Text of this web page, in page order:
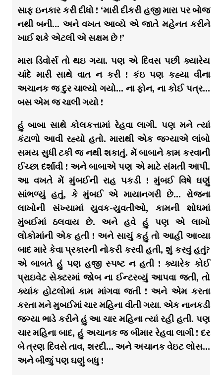
સાફ ઇનકાર કરી દીધો ! ‘મારી દીકરી હજી મારા પર બોજ
નથી બની… અને વખત આવ્યે એ જાતે મહેનત કરીને
ખાઈ શકે એટલી એ સક્ષમ છે !’
મારા ડિવોર્સ તો થઇ ગયા. પણ એ દિવસ પછી ક્યારેય
ચાંદે મારી સાથે વાત ન કરી ! કંઇ પણ કહ્યા વીના
અચાનક જ દુર ચાલ્યો ગયો… ના ફોન, ના કોઈ પત્ર…
બસ એમ જ ચાલી ગયો !
હું બાબા સાથે કોલકત્તામાં રેહવા લાગી. પણ મને ત્યાં
કંટાળો આવી રહ્યો હતો. મારાથી એક જગ્યાએ લાંબો
સમય સુધી ટકી જ નથી શકાતું. મેં બાબાને કામ કરવાની
ઈચ્છા દર્શાવી ! અને બાબાએ પણ એ માટે સંમતી આપી.
આ વખતે મેં મુંબઈની રાહ પકડી ! મુંબઈ વિષે ઘણું
સાંભળ્યું હતું, કે મુંબઈ એ માયાનગરી છે… રોજના
લાખોની સંખ્યામાં યુવક-યુવતીઓ, કામની શોધમાં
મુંબઈમાં ઠલવાય છે. અને હવે હું પણ એ લાખો
લોકોમાંની એક હતી ! અને સાચું કહું તો આહીં આવ્યા
બાદ મારે કેવા પ્રકારની નોકરી કરવી હતી, શું કરવું હતું?
એ બાબતે હું પણ હજી સ્પષ્ટ ન હતી ! ક્યારેક કોઈ
પ્રાઇવેટ સેક્ટરમાં જોબ ના ઈન્ટરવ્યું આપવા જતી, તો
ક્યાંક હોટલોમાં કામ માંગવા જતી ! અને એમ કરતા
કરતા મને મુબઈમાં ચાર મહિના વીતી ગયા. એક નાનકડી
જગ્યા ભાડે કરીને હું આ ચાર મહિના ત્યાં રહી હતી. પણ
ચાર મહિના બાદ, હું અચાનક જ બીમાર રેહવા લાગી ! દર
બે ત્રણ દિવસે તાવ, શરદી… અને અચાનક વેઇટ લોસ…
અને બીજું પણ ઘણું બધુ !